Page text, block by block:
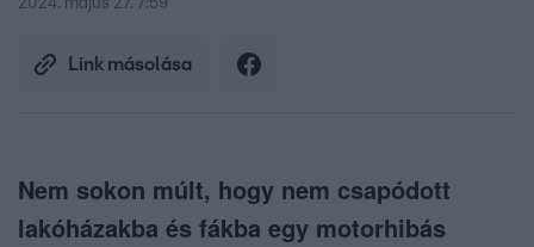
2024. május 27. 7:59
Link másolása
Nem sokon múlt, hogy nem csapódott
lakóházakba és fákba egy motorhibás